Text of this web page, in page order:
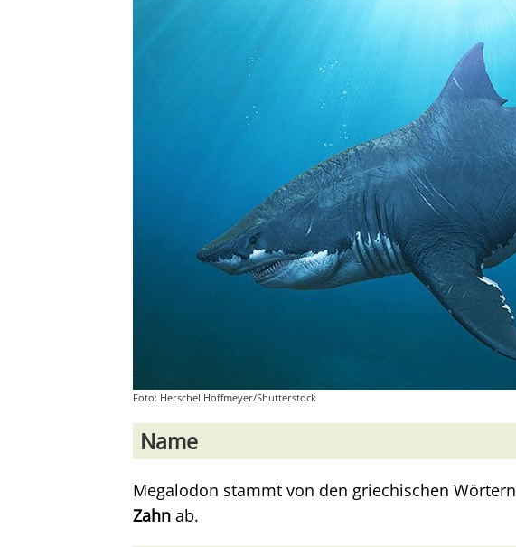
Foto: Herschel Hoffmeyer/Shutterstock
Name
Megalodon stammt von den griechischen Wörtern
Zahn ab.